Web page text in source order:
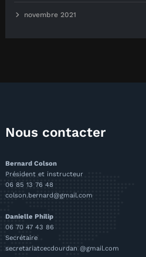
novembre 2021
Nous contacter
Bernard Colson
Président et instructeur
06 85 13 76 48
colson.bernard@gmail.com
Danielle Philip
06 70 47 43 86
Secrétaire
secretariatcecdourdan @gmail.com